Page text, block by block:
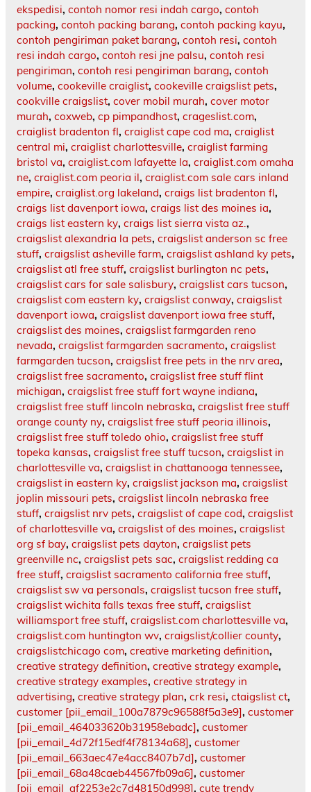
ekspedisi, contoh nomor resi indah cargo, contoh
packing, contoh packing barang, contoh packing kayu,
contoh pengiriman paket barang, contoh resi, contoh
resi indah cargo, contoh resi jne palsu, contoh resi
pengiriman, contoh resi pengiriman barang, contoh
volume, cookeville craiglist, cookeville craigslist pets,
cookville craigslist, cover mobil murah, cover motor
murah, coxweb, cp pimpandhost, crageslist.com,
craiglist bradenton fl, craiglist cape cod ma, craiglist
central mi, craiglist charlottesville, craiglist farming
bristol va, craiglist.com lafayette la, craiglist.com omaha
ne, craiglist.com peoria il, craiglist.com sale cars inland
empire, craiglist.org lakeland, craigs list bradenton fl,
craigs list davenport iowa, craigs list des moines ia,
craigs list eastern ky, craigs list sierra vista az.,
craigslist alexandria la pets, craigslist anderson sc free
stuff, craigslist asheville farm, craigslist ashland ky pets,
craigslist atl free stuff, craigslist burlington nc pets,
craigslist cars for sale salisbury, craigslist cars tucson,
craigslist com eastern ky, craigslist conway, craigslist
davenport iowa, craigslist davenport iowa free stuff,
craigslist des moines, craigslist farmgarden reno
nevada, craigslist farmgarden sacramento, craigslist
farmgarden tucson, craigslist free pets in the nrv area,
craigslist free sacramento, craigslist free stuff flint
michigan, craigslist free stuff fort wayne indiana,
craigslist free stuff lincoln nebraska, craigslist free stuff
orange county ny, craigslist free stuff peoria illinois,
craigslist free stuff toledo ohio, craigslist free stuff
topeka kansas, craigslist free stuff tucson, craigslist in
charlottesville va, craigslist in chattanooga tennessee,
craigslist in eastern ky, craigslist jackson ma, craigslist
joplin missouri pets, craigslist lincoln nebraska free
stuff, craigslist nrv pets, craigslist of cape cod, craigslist
of charlottesville va, craigslist of des moines, craigslist
org sf bay, craigslist pets dayton, craigslist pets
greenville nc, craigslist pets sac, craigslist redding ca
free stuff, craigslist sacramento california free stuff,
craigslist sw va personals, craigslist tucson free stuff,
craigslist wichita falls texas free stuff, craigslist
williamsport free stuff, craigslist.com charlottesville va,
craigslist.com huntington wv, craigslist/collier county,
craigslistchicago com, creative marketing definition,
creative strategy definition, creative strategy example,
creative strategy examples, creative strategy in
advertising, creative strategy plan, crk resi, ctaigslist ct,
customer [pii_email_100a7879c96588f5a3e9], customer
[pii_email_464033620b31958ebadc], customer
[pii_email_4d72f15edf4f78134a68], customer
[pii_email_663aec47e4acc8407b7d], customer
[pii_email_68a48caeb44567fb09a6], customer
[pii_email_af2253e2c7d48150d998], cute trendy